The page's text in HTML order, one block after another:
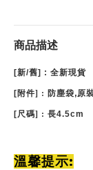
商品描述
[新/舊] : 全新現貨
[ 附件] : 防塵袋,原
[尺碼] : 長4.5cm
溫馨提示: